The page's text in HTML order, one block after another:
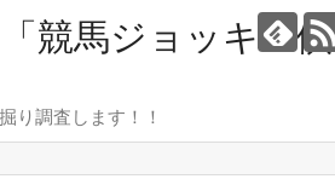
競馬ジョッキー倶
り調査します！！